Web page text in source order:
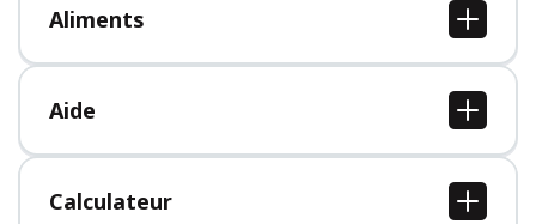
Aliments
Tous les aliments
Aide
Centre d'aide
Calculateur